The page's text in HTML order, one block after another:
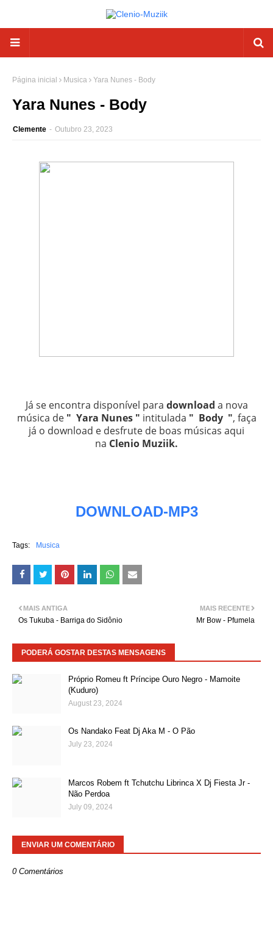
Página inicial Musica Yara Nunes - Body
Yara Nunes - Body
Clemente - Outubro 23, 2023
Já se encontra disponível para download a nova
música de " Yara Nunes " intitulada " Body ", faça
já o download e desfrute de boas músicas aqui
na Clenio Muziik.
DOWNLOAD-MP3
Tags: Musica
MAIS RECENTE
Mr Bow - Pfumela
MAIS ANTIGA
Os Tukuba - Barriga do Sidônio
PODERÁ GOSTAR DESTAS MENSAGENS
Próprio Romeu ft Príncipe Ouro Negro - Mamoite
(Kuduro)
August 23, 2024
Os Nandako Feat Dj Aka M - O Pão
July 23, 2024
Marcos Robem ft Tchutchu Librinca X Dj Fiesta Jr -
Não Perdoa
July 09, 2024
ENVIAR UM COMENTÁRIO
0 Comentários